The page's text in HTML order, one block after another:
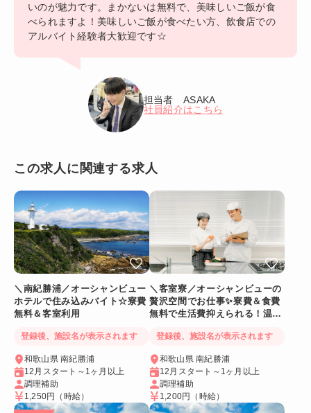
いのが魅力です。まかないは無料で、美味しいご飯が食
べられますよ！美味しいご飯が食べたい方、飲食店での
アルバイト経験者大歓迎です☆
担当者 ASAKA
社員紹介はこちら
この求人に関連する求人
＼南紀勝浦／オーシャンビュー
ホテルで住み込みバイト☆寮費
無料＆客室利用
登録後、施設名が表示されます
和歌山県 南紀勝浦
12月スタート～1ヶ月以上
調理補助
1,250円
（時給）
＼客室寮／オーシャンビューの
贅沢空間でお仕事✨寮費＆食費
無料で生活費抑えられる！温泉
登録後、施設名が表示されます
和歌山県 南紀勝浦
12月スタート～1ヶ月以上
調理補助
1,200円
（時給）